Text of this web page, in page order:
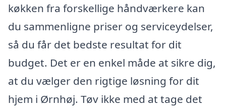
køkken fra forskellige håndværkere kan
du sammenligne priser og serviceydelser,
så du får det bedste resultat for dit
budget. Det er en enkel måde at sikre dig,
at du vælger den rigtige løsning for dit
hjem i Ørnhøj. Tøv ikke med at tage det